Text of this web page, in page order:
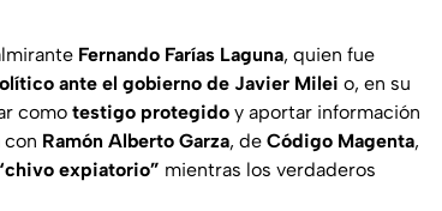
Fernando Farías Laguna, quien fue
ante el gobierno de Javier Milei o, en su
como testigo protegido y aportar información
con Ramón Alberto Garza, de Código Magenta,
expiatorio” mientras los verdaderos